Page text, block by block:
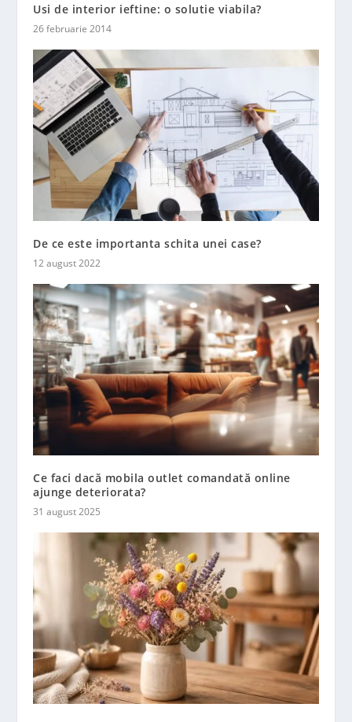
Usi de interior ieftine: o solutie viabila?
26 februarie 2014
De ce este importanta schita unei case?
12 august 2022
Ce faci dacă mobila outlet comandată online
ajunge deteriorata?
31 august 2025